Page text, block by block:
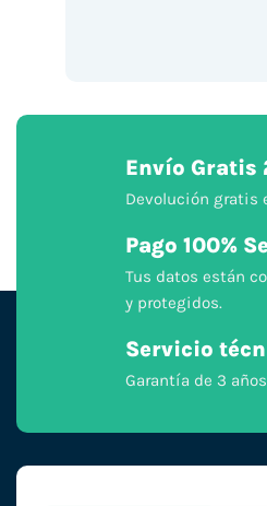
Envío Gratis
Devolución gratis
Pago 100%
Tus datos están
y protegidos.
Servicio
Garantía de 3